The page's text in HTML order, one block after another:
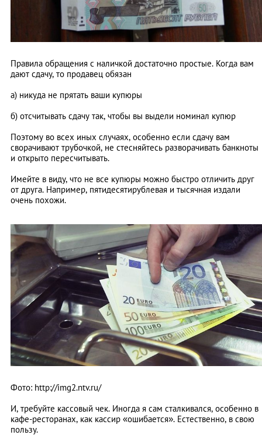
Правила обращения с наличкой достаточно простые. Когда вам
дают сдачу, то продавец обязан
а) никуда не прятать ваши купюры
б) отсчитывать сдачу так, чтобы вы выдели номинал купюр
Поэтому во всех иных случаях, особенно если сдачу вам
сворачивают трубочкой, не стесняйтесь разворачивать банкноты
и открыто пересчитывать.
Имейте в виду, что не все купюры можно быстро отличить друг
от друга. Например, пятидесятирублевая и тысячная издали
очень похожи.
Фото: http://img2.ntv.ru/
И, требуйте кассовый чек. Иногда я сам сталкивался, особенно в
кафе-ресторанах, как кассир «ошибается». Естественно, в свою
пользу.